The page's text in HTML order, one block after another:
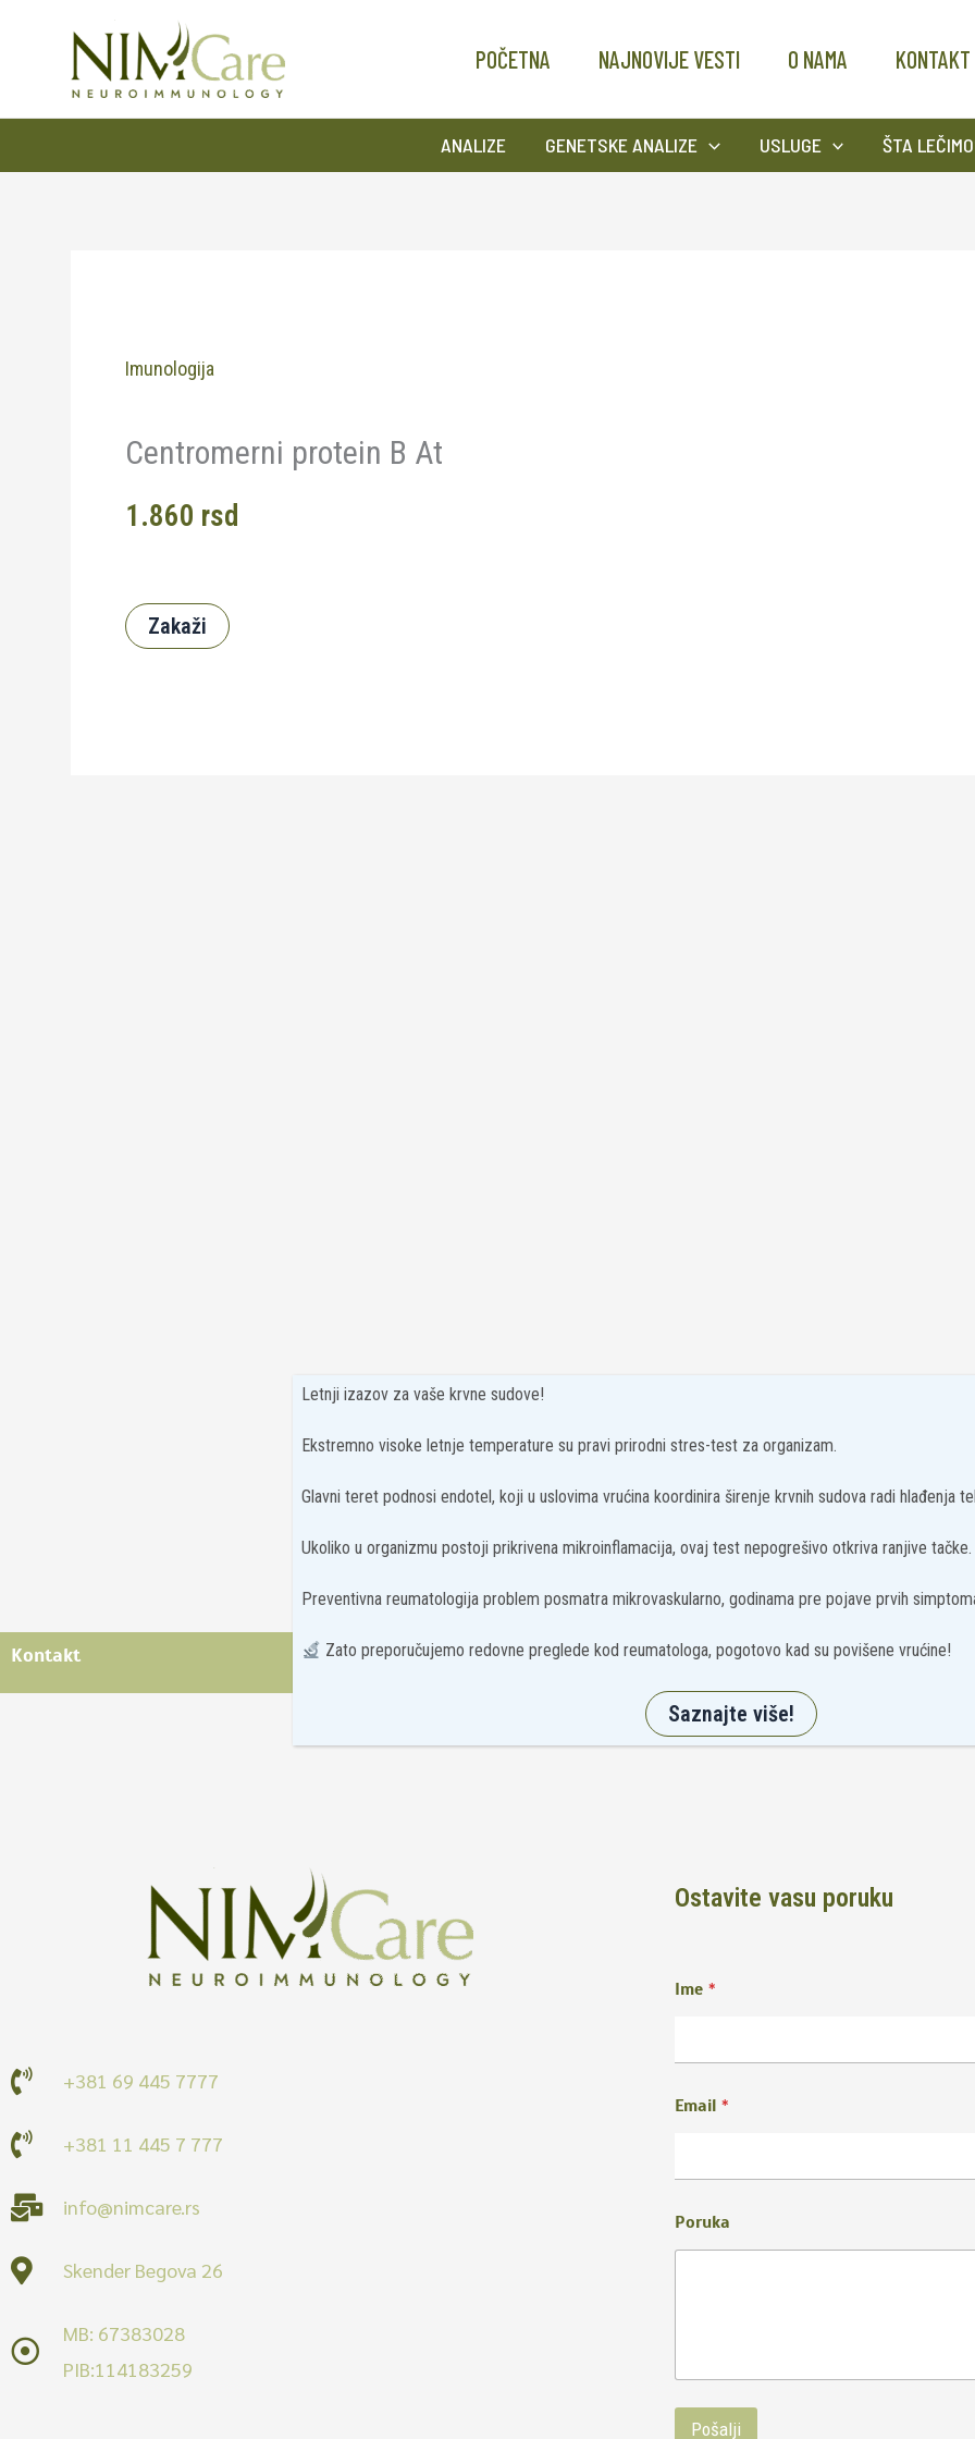
POČETNA NAJNOVIJE VESTI O NAMA KONTAKT
ANALIZE GENETSKE ANALIZE USLUGE ŠTA
Imunologija
Centromerni protein B At
1.860 rsd
Zakaži
Kontakt
+381 69 445 7777
+381 11 445 7 777
info@nimcare.rs
Skender Begova 26
MB: 67383028
PIB:114183259
Ostavite vasu poruku
Ime *
Email *
Poruka
Pošalji
Letnji izazov za vaše krvne sudove!
Ekstremno visoke letnje temperature su pravi prirodni stres-test za organizam.
Glavni teret podnosi endotel, koji u uslovima vrućina koordinira širenje krvnih sudova radi hlađenja
Ukoliko u organizmu postoji prikrivena mikroinflamacija, ovaj test nepogrešivo otkriva ranjive tačke.
Preventivna reumatologija problem posmatra mikrovaskularno, godinama pre pojave prvih
Zato preporučujemo redovne preglede kod reumatologa, pogotovo kad su povišene vrućine!
Saznajte više!